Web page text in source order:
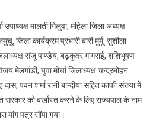
मालती गिलुवा, महिला जिला अध्यक्ष
जिला कार्यक्रम प्रभारी बारी मुर्मू, सुशीला
संजू पाण्डेय, बढ़कुवर गागराई, शशिभूषण
मेलगांडी, युवा मोर्चा जिलाध्यक्ष चन्द्रमोहन
पवन शर्मा रानी बान्दीया सहित काफी संख्या में
सरकार को बर्खास्त करने के लिए राज्यपाल के नाम
मांग पत्र सौंपा गया।